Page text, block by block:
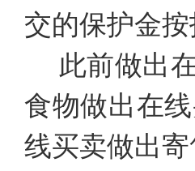
交的保护金
此前做出
食物做出在
线买卖做出